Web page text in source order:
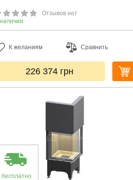
Отзывов нет
К желаниям Сравнить
226 374 грн
бесплатно